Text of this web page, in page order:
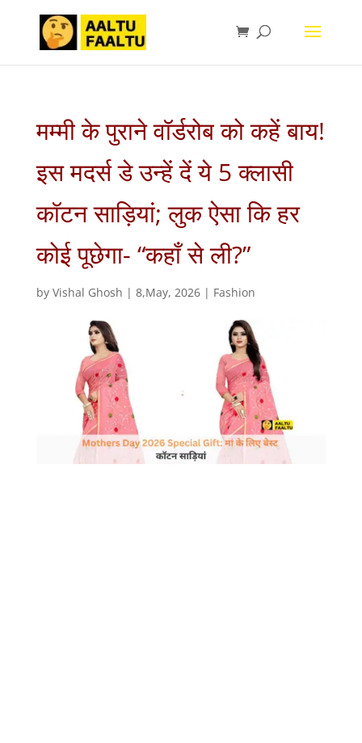
मम्मी के पुराने वॉर्डरोब को कहें बाय!
इस मदर्स डे उन्हें दें ये 5 क्लासी
कॉटन साड़ियां; लुक ऐसा कि हर
कोई पूछेगा- “कहाँ से ली?”
by Vishal Ghosh | 8,May, 2026| Fashion